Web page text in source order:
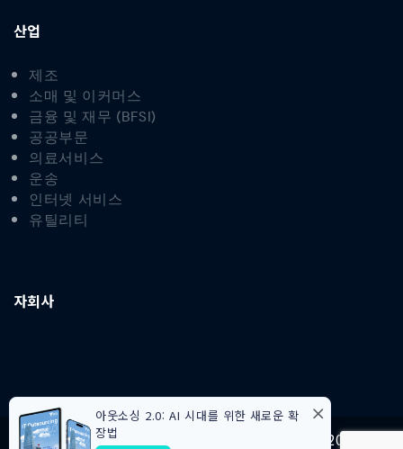
아웃소싱 2.0: AI 시대를 위한 새로운 확
장법
산업
제조
소매 및 이커머스
금융 및 재무 (BFSI)
공공부문
의료서비스
운송
인터넷 서비스
유틸리티
자회사
Terms of use ©2026 VTI